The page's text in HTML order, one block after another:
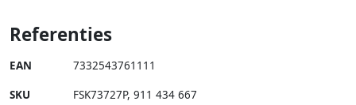
Referenties
EAN 7332543761111
SKU FSK73727P, 911 434 667